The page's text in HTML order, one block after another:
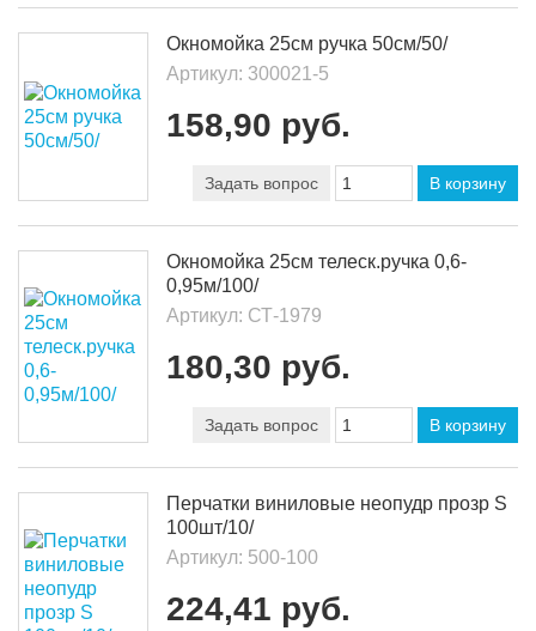
Окномойка 25см ручка 50см/50/
Артикул: 300021-5
158,90 руб.
Задать вопрос В корзину
Окномойка 25см телеск.ручка 0,6-
0,95м/100/
Артикул: СТ-1979
180,30 руб.
Задать вопрос В корзину
Перчатки виниловые неопудр прозр S
100шт/10/
Артикул: 500-100
224,41 руб.